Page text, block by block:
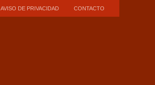
AVISO DE PRIVACIDAD CONTACTO